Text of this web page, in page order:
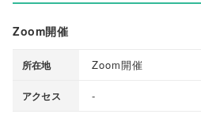
Zoom開催
所在地 Zoom開催
アクセス -